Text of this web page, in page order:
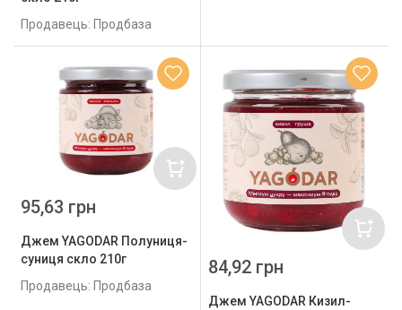
Продавець: Продбаза
Джем YAGODAR Полуниця-
суниця скло 210г
Продавець: Продбаза
95,63 грн
Джем YAGODAR Кизил-
84,92 грн